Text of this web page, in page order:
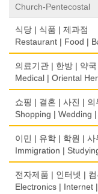
Church-Pentecostal
식당 | 식품 | 제과점
Restaurant | Food |
농장
Farm
떡집/방앗간
Rice Cake
Fish Market
Restaurant
의료기관 | 한방 | 약국
Medical | Oriental
의사-검안의
Optometrist
보청기
Hearing Aid
Bidet
쇼핑 | 결혼 | 사진 | 의
Shopping | Wedding
한복집
Korean Costume
유리/거울/액자
Glass/Mirror/Frame
이민 | 유학 | 학원 | 사
Immigration |
이민/유학
Immigration/Studying
전자제품 | 인터넷 | 컴
Electronics | Internet